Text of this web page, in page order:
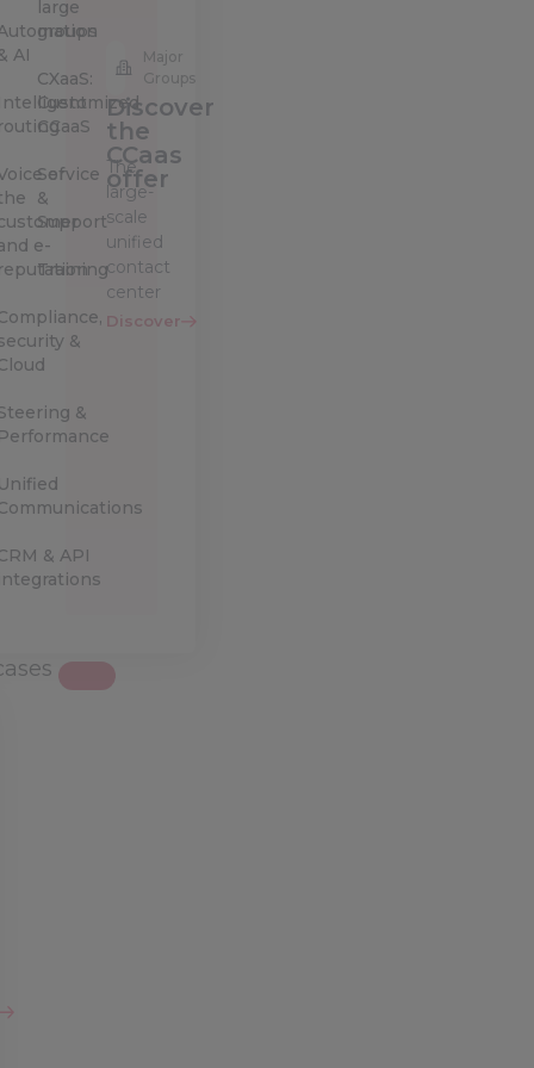
AI
of
e-
&
&
& API
large
groups
CXaaS:
Customized
CCaaS
Service
&
Support
Training
Major
Groups
Discover
the
CCaas
offer
The
large-
scale
unified
contact
center
Discover